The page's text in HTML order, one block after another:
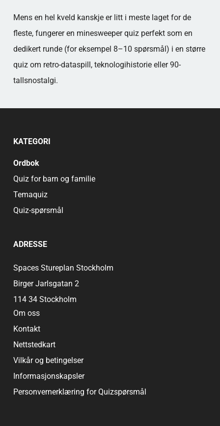
Mens en hel kveld kanskje er litt i meste laget for de
fleste, fungerer en minesweeper quiz perfekt som en
dedikert runde (for eksempel 8–10 spørsmål) i en større
quiz om retro-dataspill, teknologihistorie eller 90-
tallsnostalgi.
KATEGORI
Ordbok
Quiz for barn og familie
Temaquiz
Quiz-spørsmål
ADRESSE
Spaces Stureplan Stockholm
Birger Jarlsgatan 2
114 34 Stockholm
Om oss
Kontakt
Nettstedkart
Vilkår og betingelser
Informasjonskapsler
Personvernerklæring for Quizspørsmål